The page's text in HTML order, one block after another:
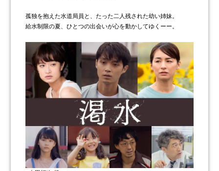
孤独を抱えた水道局員と、たった二人残された幼い姉妹。
給水制限の夏、ひとつの出会いが心を動かしてゆくーー。